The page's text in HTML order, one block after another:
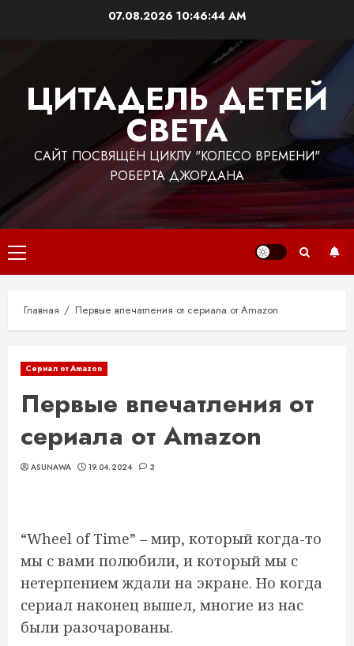
07.08.2026 10:46:44 AM
ЦИТАДЕЛЬ ДЕТЕЙ
СВЕТА
САЙТ ПОСВЯЩЁН ЦИКЛУ "КОЛЕСО ВРЕМЕНИ"
РОБЕРТА ДЖОРДАНА
Основное
меню
Главная Первые впечатления от сериала от Amazon
Сериал от Amazon
Первые впечатления от
сериала от Amazon
ASUNAWA 19.04.2024 3
“Wheel of Time” – мир, который когда-то
мы с вами полюбили, и который мы с
нетерпением ждали на экране. Но когда
сериал наконец вышел, многие из нас
были разочарованы.